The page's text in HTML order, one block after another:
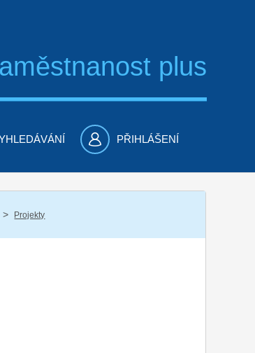
plus
PŘIHLÁŠENÍ
/ Projekty